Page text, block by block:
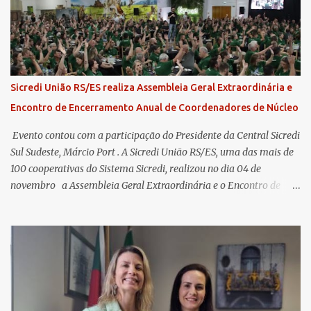
Sicredi União RS/ES realiza Assembleia Geral Extraordinária e
Encontro de Encerramento Anual de Coordenadores de Núcleo
​ Evento contou com a participação do Presidente da Central Sicredi
Sul Sudeste, Márcio Port . A Sicredi União RS/ES, uma das mais de
100 cooperativas do Sistema Sicredi, realizou no dia 04 de
novembro a Assembleia Geral Extraordinária e o Encontro de
futuro. O evento ocorreu presencialmente em Santa Rosa/RS com
transmissão simultânea para os coordenadores capixabas, que
estavam reunidos em Cachoeiro de Itapemirim / ES. Durante a
Assembleia Geral Extraordinária, foram debatidas e aprovadas
pautas estratégicas, como a atualização da Política de